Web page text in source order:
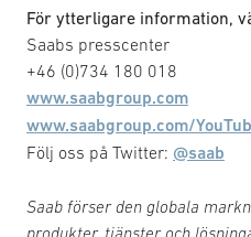
För ytterligare information,
Saabs presscenter
+46 (0)734 180 018
www.saabgroup.com
www.saabgroup.com/
Följ oss på Twitter: @saab
Saab förser den globala
produkter, tjänster och